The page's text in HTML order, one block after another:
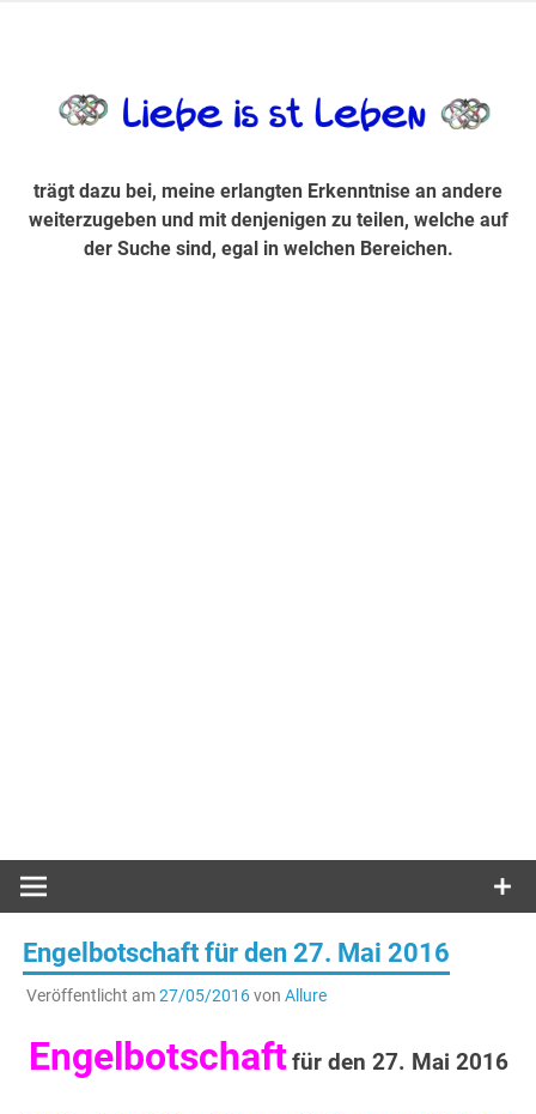
Suche sind, egal in welchen Bereichen.
trägt dazu bei, meine erlangten Erkenntnise an andere
weiterzugeben und mit denjenigen zu teilen, welche auf
der Suche sind, egal in welchen Bereichen.
Engelbotschaft für den 27. Mai 2016
Veröffentlicht am27/05/2016von Allure
Engelbotschaft für den 27. Mai 2016